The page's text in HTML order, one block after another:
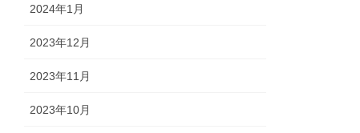
2024年1月
2023年12月
2023年11月
2023年10月